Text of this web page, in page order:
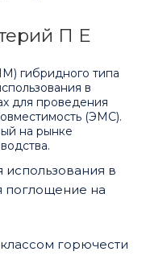
П Е
гибридного типа
в
для проведения
(ЭМС).
на рынке
в
поглощение на
горючести